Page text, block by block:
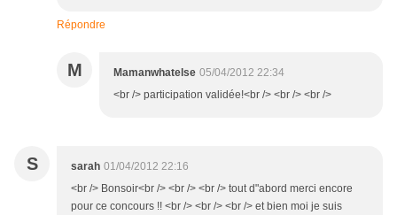
Répondre
M Mamanwhatelse 05/04/2012 22:34
<br /> participation validée!<br /> <br /> <br />
S sarah 01/04/2012 22:16
<br /> Bonsoir<br /> <br /> <br /> tout d"abord merci encore
pour ce concours !! <br /> <br /> <br /> et bien moi je suis